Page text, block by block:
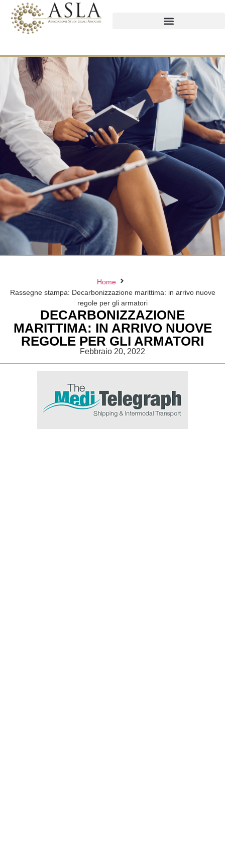
Home
Rassegne stampa: Decarbonizzazione marittima: in arrivo nuove
regole per gli armatori
DECARBONIZZAZIONE
MARITTIMA: IN ARRIVO NUOVE
REGOLE PER GLI ARMATORI
Febbraio 20, 2022